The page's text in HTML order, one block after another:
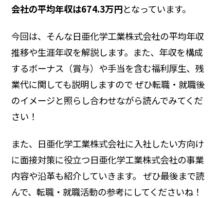
会社の平均年収は674.3万円となっています。
今回は、そんな日亜化学工業株式会社の平均年収
推移や生涯年収を解説します。また、年収を構成
するボーナス（賞与）や手当を含む福利厚生、残
業代に関しても説明しますので ぜひ転職・就職後
のイメージと照らし合わせながら読んでみてくだ
さい！
また、日亜化学工業株式会社に入社したい方向け
に面接対策に役立つ日亜化学工業株式会社の事業
内容や沿革も紹介していきます。 ぜひ最後まで読
んで、転職・就職活動の参考にしてくださいね！